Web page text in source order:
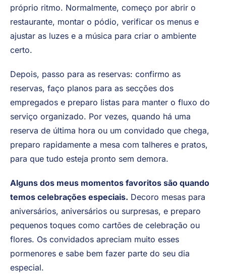
próprio ritmo. Normalmente, começo por abrir o
restaurante, montar o pódio, verificar os menus e
ajustar as luzes e a música para criar o ambiente
certo.
Depois, passo para as reservas: confirmo as
reservas, faço planos para as secções dos
empregados e preparo listas para manter o fluxo do
serviço organizado. Por vezes, quando há uma
reserva de última hora ou um convidado que chega,
preparo rapidamente a mesa com talheres e pratos,
para que tudo esteja pronto sem demora.
Alguns dos meus momentos favoritos são quando
temos celebrações especiais. Decoro mesas para
aniversários, aniversários ou surpresas, e preparo
pequenos toques como cartões de celebração ou
flores. Os convidados apreciam muito esses
pormenores e sabe bem fazer parte do seu dia
especial.